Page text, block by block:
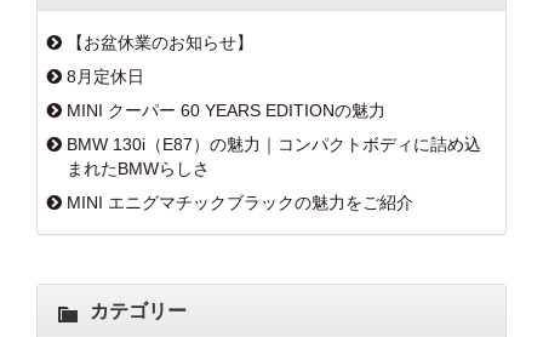
【お盆休業のお知らせ】
8月定休日
MINI クーパー 60 YEARS EDITIONの魅力
BMW 130i（E87）の魅力｜コンパクトボディに詰め込
まれたBMWらしさ
MINI エニグマチックブラックの魅力をご紹介
カテゴリー